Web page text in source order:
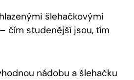
šlehačkovými
čím studenější jsou, tím
nádobu a šlehačku